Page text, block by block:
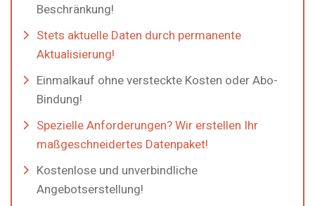
Beschränkung!
Stets aktuelle Daten durch permanente
Aktualisierung!
Einmalkauf ohne versteckte Kosten oder Abo-
Bindung!
Spezielle Anforderungen? Wir erstellen Ihr
maßgeschneidertes Datenpaket!
Kostenlose und unverbindliche
Angebotserstellung!